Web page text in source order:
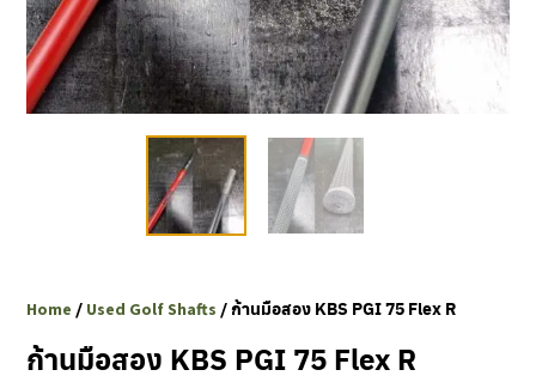
Home / Used Golf Shafts / ก้านมือสอง KBS PGI 75 Flex R
ก้านมือสอง KBS PGI 75 Flex R